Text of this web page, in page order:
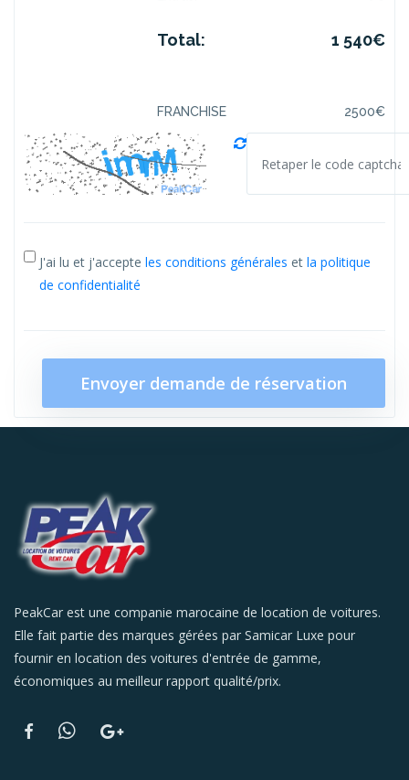
Total: 1 540€
FRANCHISE 2500€
J'ai lu et j'accepte les conditions générales et la politique
de confidentialité
Envoyer demande de réservation
PeakCar est une companie marocaine de location de voitures.
Elle fait partie des marques gérées par Samicar Luxe pour
fournir en location des voitures d'entrée de gamme,
économiques au meilleur rapport qualité/prix.